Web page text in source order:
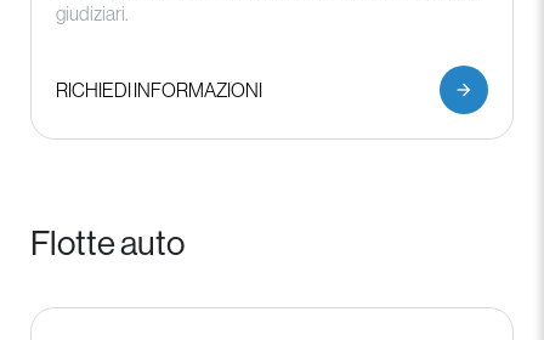
giudiziari.
RICHIEDI INFORMAZIONI
Flotte auto